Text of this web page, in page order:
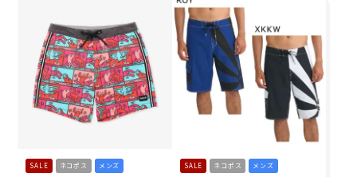
SALE ネコポス メンズ SALE ネコポス メンズ